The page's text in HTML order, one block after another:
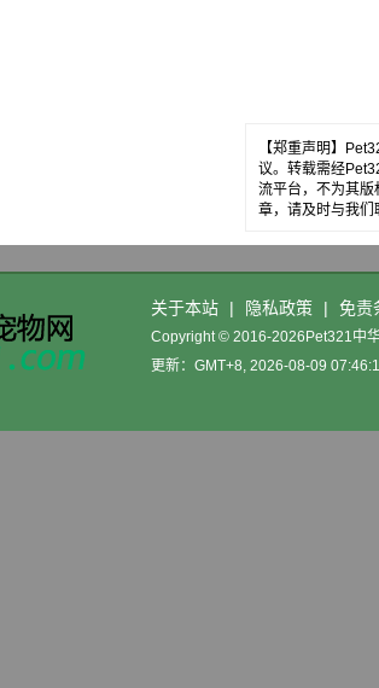
【郑重声明】
议。转载需经
流平台，不为其
章，请及时与我
关于本站 | 隐私政策 | 免责
Copyright © 2016-2026Pet321中
更新：GMT+8, 2026-08-09